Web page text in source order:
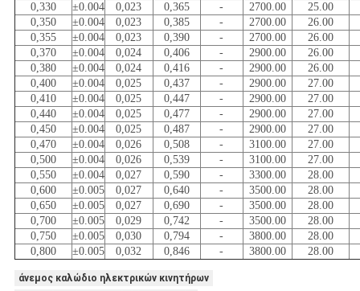
0,330
±0.004 0,023 0,365 - 2700.00
25.00
0,350
±0.004 0,023 0,385 - 2700.00
26.00
0,355
±0.004 0,023 0,390 - 2700.00
26.00
0,370
±0.004 0,024 0,406 - 2900.00
26.00
0,380
±0.004 0,024 0,416 - 2900.00
26.00
0,400
±0.004 0,025 0,437 - 2900.00
27.00
0,410
±0.004 0,025 0,447 - 2900.00
27.00
0,440
±0.004 0,025 0,477 - 2900.00
27.00
0,450
±0.004 0,025 0,487 - 2900.00
27.00
0,470
±0.004 0,026 0,508 - 3100.00
27.00
0,500
±0.004 0,026 0,539 - 3100.00
27.00
0,550
±0.004 0,027 0,590 - 3300.00
28.00
0,600
±0.005 0,027 0,640 - 3500.00
28.00
0,650
±0.005 0,027 0,690 - 3500.00
28.00
0,700
±0.005 0,029 0,742 - 3500.00
28.00
0,750
±0.005 0,030 0,794 - 3800.00
28.00
0,800
±0.005 0,032 0,846 - 3800.00 28.00
άνεμος καλώδιο ηλεκτρικών κινητήρων